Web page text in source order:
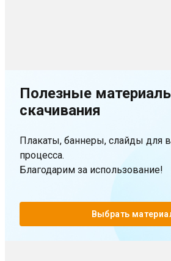
Полезные
скачивания
Плакаты, баннеры, слайды для
процесса.
Благодарим за использование!
Выбрать